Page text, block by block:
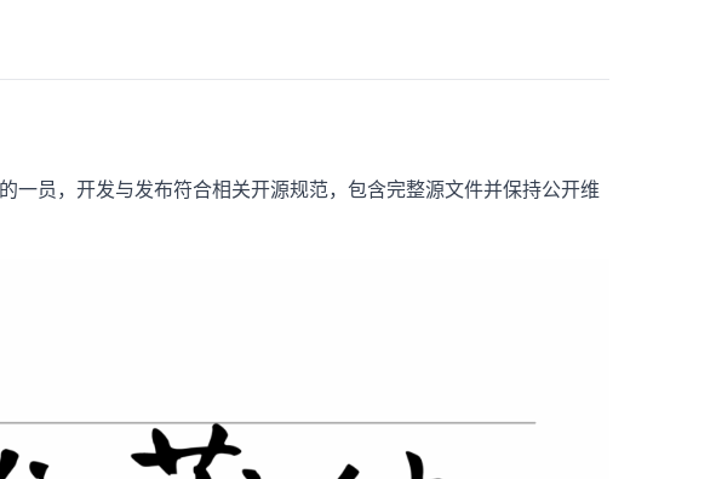
员，开发与发布符合相关开源规范，包含完整源文件并保持公开维